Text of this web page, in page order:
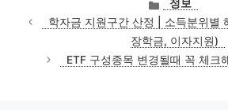
테
고
리
정보
학자금 지원구간 산정 | 소득분위별
장학금, 이자지원)
ETF 구성종목 변경될때 꼭 체크